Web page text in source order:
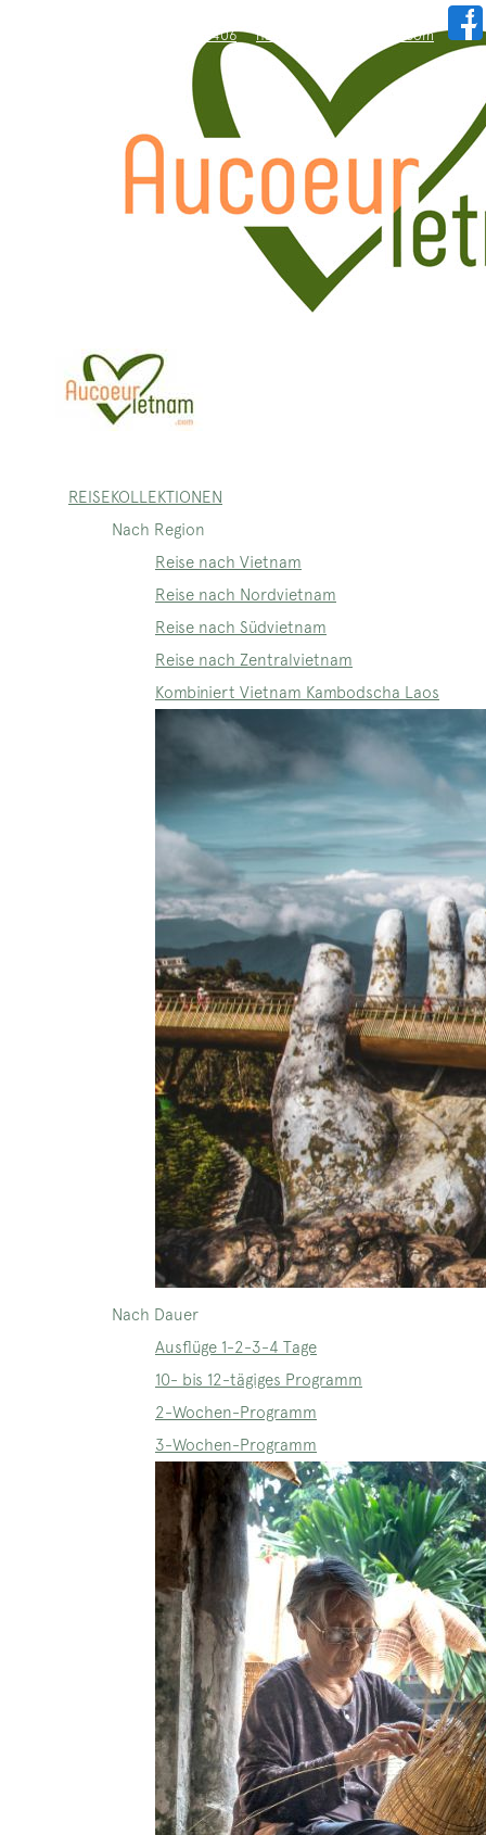
WhatsApp: +84.909.426.406 hallo@aucoeurvietnam.com
REISEKOLLEKTIONEN
Nach Region
Reise nach Vietnam
Reise nach Nordvietnam
Reise nach Südvietnam
Reise nach Zentralvietnam
Kombiniert Vietnam Kambodscha Laos
Nach Dauer
Ausflüge 1-2-3-4 Tage
10- bis 12-tägiges Programm
2-Wochen-Programm
3-Wochen-Programm